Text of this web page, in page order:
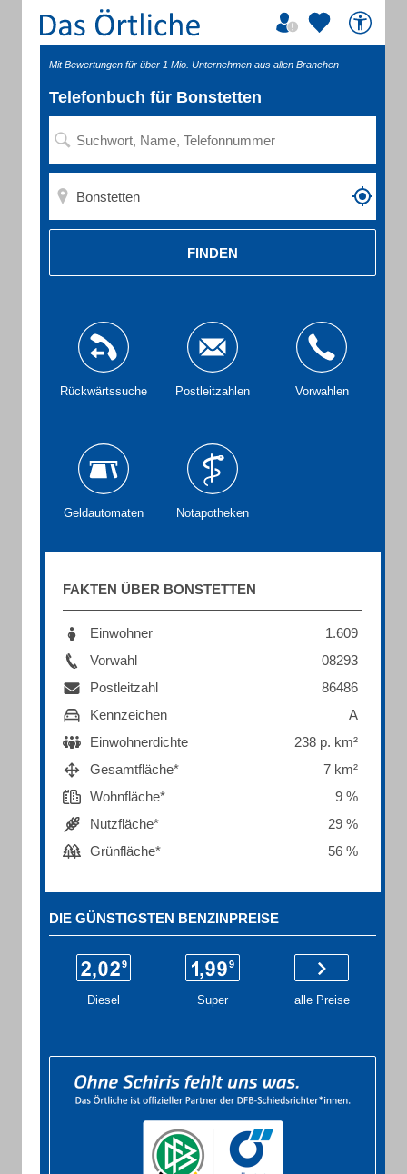
Mit Bewertungen für über 1 Mio. Unternehmen aus allen Branchen
Telefonbuch für Bonstetten
FINDEN
Rückwärtssuche Postleitzahlen Vorwahlen
Geldautomaten Notapotheken
FAKTEN ÜBER BONSTETTEN
Einwohner
1.609
Vorwahl
08293
Postleitzahl
86486
Kennzeichen
A
Einwohnerdichte
238 p. km²
Gesamtfläche*
7 km²
Wohnfläche*
9 %
Nutzfläche*
29 %
Grünfläche*
56 %
DIE GÜNSTIGSTEN BENZINPREISE
Diesel Super alle Preise